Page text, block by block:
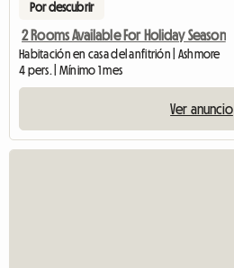
Por descubrir
2 Rooms Available For Holiday Season
Habitación en casa del anfitrión | Ashmore
4 pers. | Mínimo 1 mes
Ver anuncio